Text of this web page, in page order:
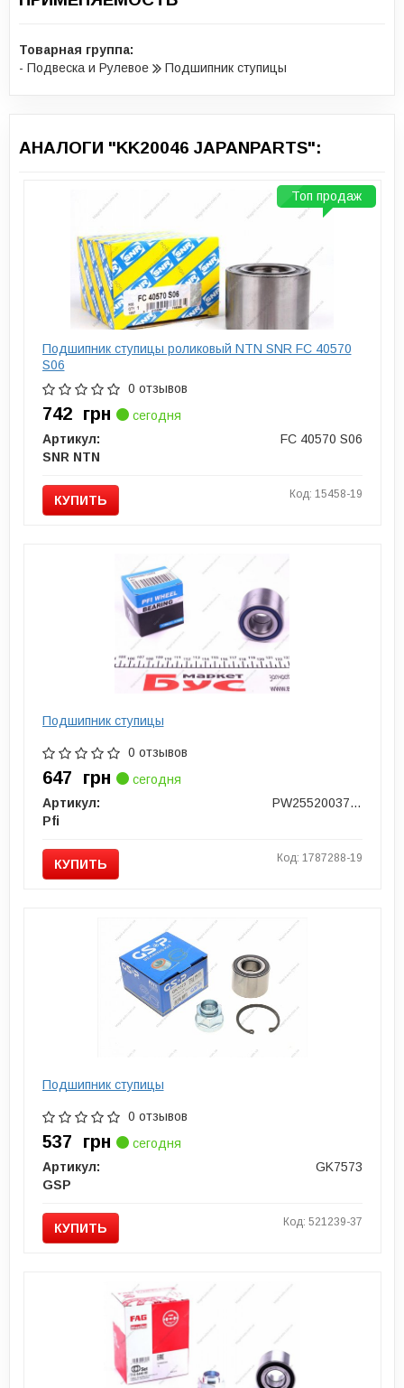
Товарная группа:
- Подвеска и Рулевое
Подшипник ступицы
АНАЛОГИ "KK20046 JAPANPARTS":
Подшипник ступицы роликовый NTN SNR FC 40570
S06
0 отзывов
742 грн
сегодня
Артикул:
FC 40570 S06
SNR NTN
КУПИТЬ Код: 15458-19
Топ продаж
Подшипник ступицы
0 отзывов
647 грн
сегодня
Артикул:
PW25520037CSHD2
Pfi
КУПИТЬ Код: 1787288-19
Подшипник ступицы
0 отзывов
537 грн
сегодня
Артикул:
GK7573
GSP
КУПИТЬ Код: 521239-37